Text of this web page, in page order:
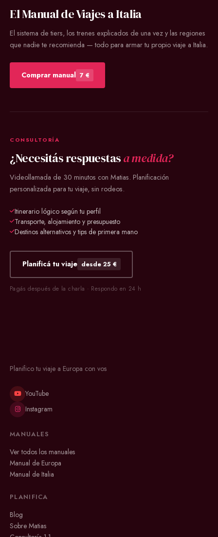
El Manual de Viajes a Italia
El sistema de tiers, los trenes explicados de una vez y las regiones
que nadie te recomienda — todo para armar tu propio viaje a Italia.
Comprar manual 7 €
CONSULTORÍA
¿Necesitás respuestasa medida?
Videollamada de 30 minutos con Matias. Planificación
personalizada para tu viaje, sin rodeos.
Itinerario lógico según tu perfil
Transporte, alojamiento y presupuesto
Destinos alternativos y tips de primera mano
Planificá tu viaje desde 25 €
Pagás después de la charla · Respondo en 24 h
Planifico tu viaje a Europa con vos
YouTube
Instagram
MANUALES
Ver todos los manuales
Manual de Europa
Manual de Italia
PLANIFICA
Blog
Sobre Matias